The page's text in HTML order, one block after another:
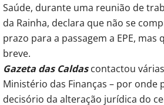
Saúde, durante uma reunião de
da Rainha, declara que não se
prazo para a passagem a EPE, mas
breve.
Gazeta das Caldascontactou
Ministério das Finanças – por onde
decisório da alteração jurídica do